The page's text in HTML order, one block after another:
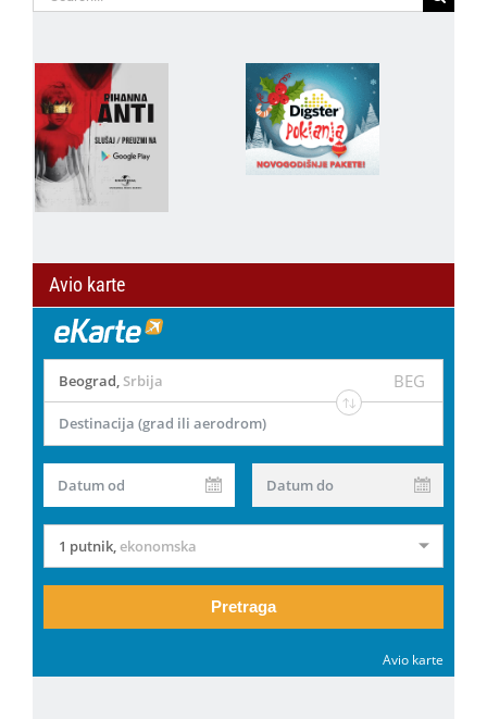
for:
Avio karte
Beograd, Srbija BEG
Destinacija (grad ili aerodrom)
Datum od Datum do
1 putnik,ekonomska
Pretraga
Avio karte